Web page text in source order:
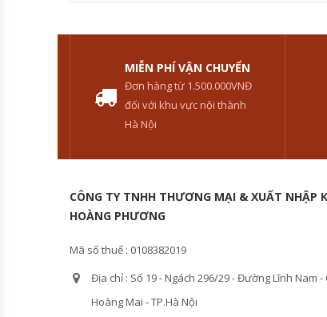
MIỄN PHÍ VẬN CHUYỂN
Đơn hàng từ 1.500.000VNĐ
đối với khu vực nội thành
Hà Nội
CÔNG TY TNHH THƯƠNG MẠI & XUẤT NHẬP
HOÀNG PHƯƠNG
Mã số thuế : 0108382019
Địa chỉ : Số 19 - Ngách 296/29 - Đường Lĩnh Nam -
Hoàng Mai - TP.Hà Nội